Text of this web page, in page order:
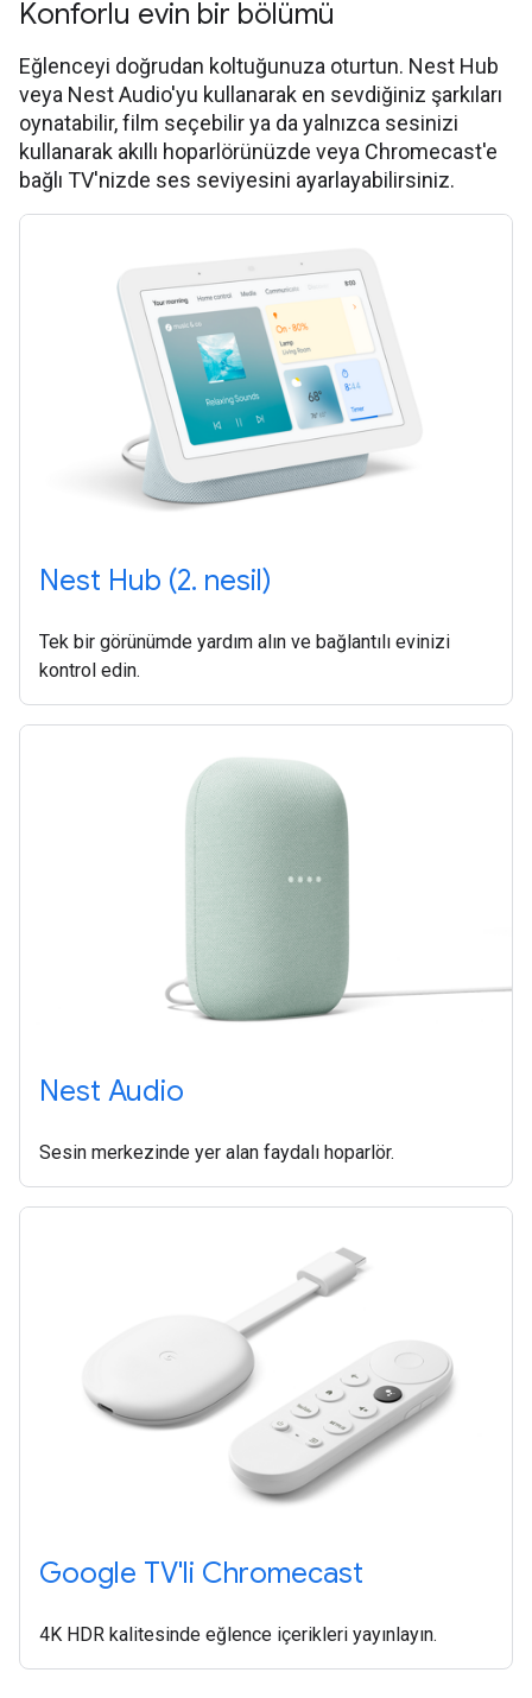
Konforlu evin bir bölümü
Eğlenceyi doğrudan koltuğunuza oturtun. Nest Hub
veya Nest Audio'yu kullanarak en sevdiğiniz şarkıları
oynatabilir, film seçebilir ya da yalnızca sesinizi
kullanarak akıllı hoparlörünüzde veya Chromecast'e
bağlı TV'nizde ses seviyesini ayarlayabilirsiniz.
Nest Hub (2. nesil)
Tek bir görünümde yardım alın ve bağlantılı evinizi
kontrol edin.
Nest Audio
Sesin merkezinde yer alan faydalı hoparlör.
Google TV'li Chromecast
4K HDR kalitesinde eğlence içerikleri yayınlayın.